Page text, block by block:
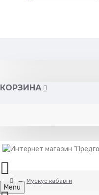
КОРЗИНА
Menu
Мускус кабарги